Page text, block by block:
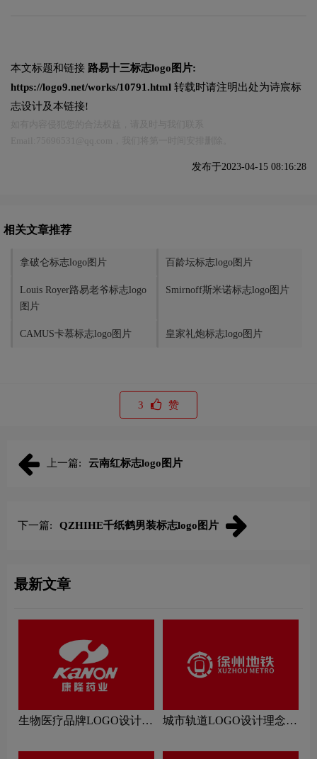
本文标题和链接 路易十三标志logo图片:
https://logo9.net/works/10791.html 转载时请注明出处为诗宸标
志设计及本链接!
发布于2023-04-15 08:16:28
相关文章推荐
拿破仑标志logo图片 百龄坛标志logo图片
Louis Royer路易老爷标志logo
图片
Smirnoff斯米诺标志logo图片
CAMUS卡慕标志logo图片 皇家礼炮标志logo图片
3 赞
上一篇: 云南红标志logo图片
下一篇: QZHIHE千纸鹤男装标志logo图片
最新文章
生物医疗品牌LOGO设计理
城市轨道LOGO设计理念解